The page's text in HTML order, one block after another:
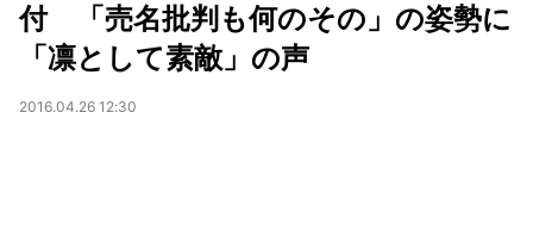
付 「売名批判も何のその」の姿勢に
「凛として素敵」の声
2016.04.26 12:30